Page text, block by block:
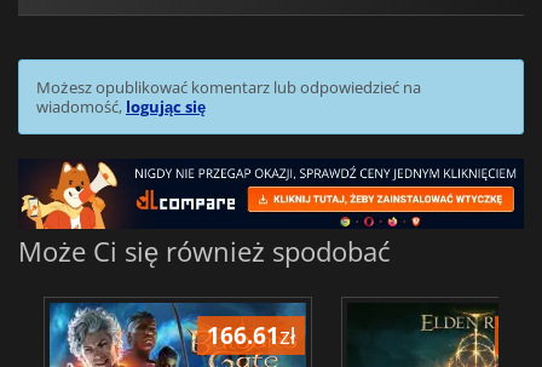
Możesz opublikować komentarz lub odpowiedzieć na
wiadomość, logując się
Może Ci się również spodobać
166.61zł